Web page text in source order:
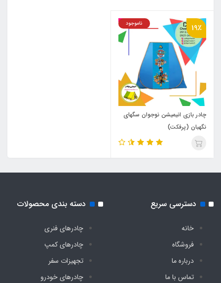
19٪ ناموجود
چادر بازی انیمیشن نوجوان سگهای
نگهبان (پرفکت)
دسترسی سریع
خانه
فروشگاه
درباره ما
تماس با ما
دسته بندی محصولات
چادرهای فنری
چادرهای کمپ
تجهیزات سفر
چادرهای خودرو